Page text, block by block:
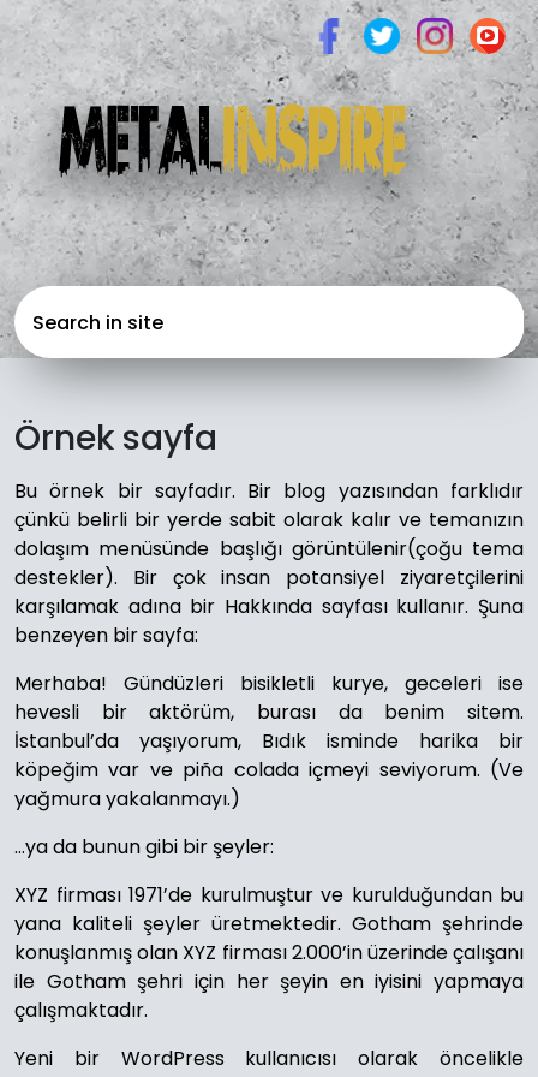
Örnek sayfa
Bu örnek bir sayfadır. Bir blog yazısından farklıdır
çünkü belirli bir yerde sabit olarak kalır ve temanızın
dolaşım menüsünde başlığı görüntülenir(çoğu tema
destekler). Bir çok insan potansiyel ziyaretçilerini
karşılamak adına bir Hakkında sayfası kullanır. Şuna
benzeyen bir sayfa:
Merhaba! Gündüzleri bisikletli kurye, geceleri ise
hevesli bir aktörüm, burası da benim sitem.
İstanbul’da yaşıyorum, Bıdık isminde harika bir
köpeğim var ve piña colada içmeyi seviyorum. (Ve
yağmura yakalanmayı.)
…ya da bunun gibi bir şeyler:
XYZ firması 1971’de kurulmuştur ve kurulduğundan bu
yana kaliteli şeyler üretmektedir. Gotham şehrinde
konuşlanmış olan XYZ firması 2.000’in üzerinde çalışanı
ile Gotham şehri için her şeyin en iyisini yapmaya
çalışmaktadır.
Yeni bir WordPress kullanıcısı olarak öncelikle